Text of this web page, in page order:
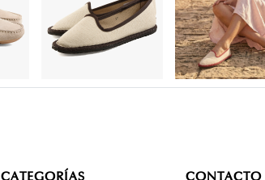
CATEGORÍAS CONTACTO